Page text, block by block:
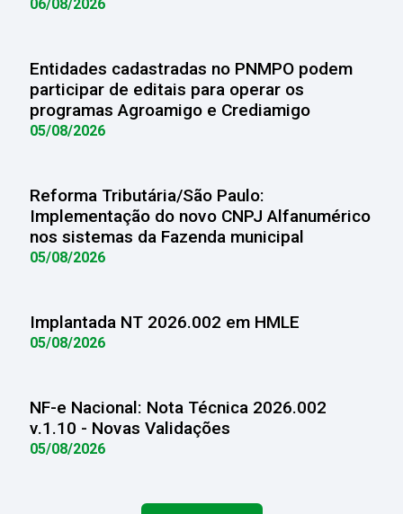
06/08/2026
Entidades cadastradas no PNMPO podem
participar de editais para operar os
programas Agroamigo e Crediamigo
05/08/2026
Reforma Tributária/São Paulo:
Implementação do novo CNPJ Alfanumérico
nos sistemas da Fazenda municipal
05/08/2026
Implantada NT 2026.002 em HMLE
05/08/2026
NF-e Nacional: Nota Técnica 2026.002
v.1.10 - Novas Validações
05/08/2026